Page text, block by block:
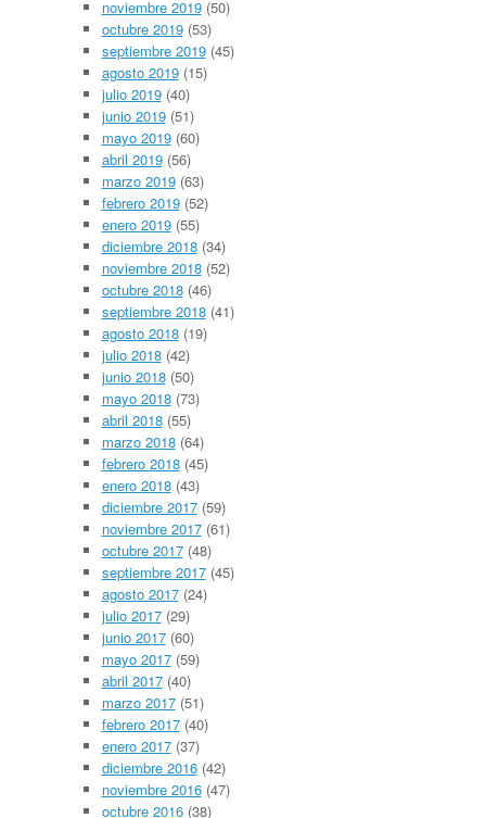
noviembre 2019(50)
octubre 2019(53)
septiembre 2019(45)
agosto 2019(15)
julio 2019(40)
junio 2019(51)
mayo 2019(60)
abril 2019(56)
marzo 2019(63)
febrero 2019(52)
enero 2019(55)
diciembre 2018(34)
noviembre 2018(52)
octubre 2018(46)
septiembre 2018(41)
agosto 2018(19)
julio 2018(42)
junio 2018(50)
mayo 2018(73)
abril 2018(55)
marzo 2018(64)
febrero 2018(45)
enero 2018(43)
diciembre 2017(59)
noviembre 2017(61)
octubre 2017(48)
septiembre 2017(45)
agosto 2017(24)
julio 2017(29)
junio 2017(60)
mayo 2017(59)
abril 2017(40)
marzo 2017(51)
febrero 2017(40)
enero 2017(37)
diciembre 2016(42)
noviembre 2016(47)
octubre 2016(38)